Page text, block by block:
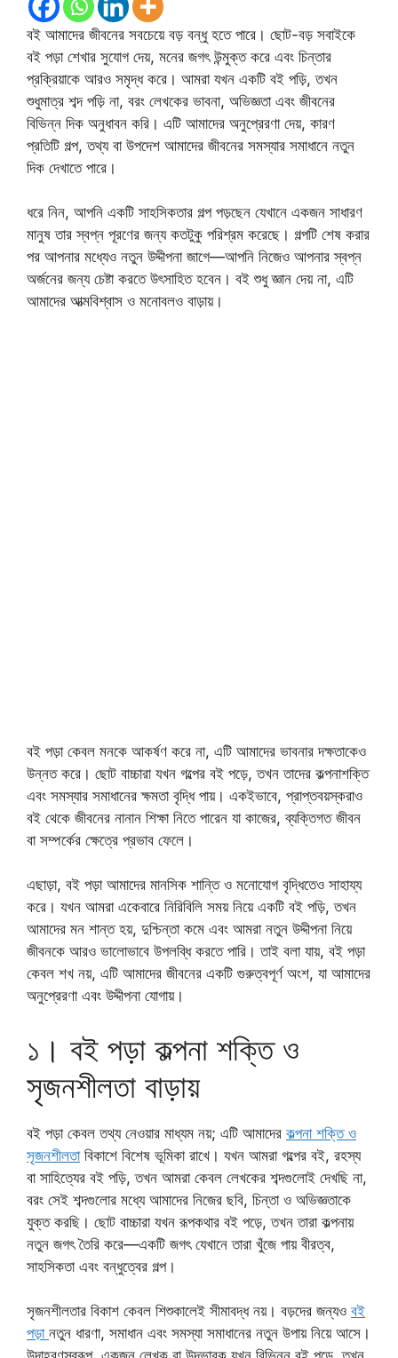
বই আমাদের জীবনের সবচেয়ে বড় বন্ধু হতে পারে। ছোট-বড় সবাইকে
বই পড়া শেখার সুযোগ দেয়, মনের জগৎ উন্মুক্ত করে এবং চিন্তার
প্রক্রিয়াকে আরও সমৃদ্ধ করে। আমরা যখন একটি বই পড়ি, তখন
শুধুমাত্র শব্দ পড়ি না, বরং লেখকের ভাবনা, অভিজ্ঞতা এবং জীবনের
বিভিন্ন দিক অনুধাবন করি। এটি আমাদের অনুপ্রেরণা দেয়, কারণ
প্রতিটি গল্প, তথ্য বা উপদেশ আমাদের জীবনের সমস্যার সমাধানে নতুন
দিক দেখাতে পারে।
ধরে নিন, আপনি একটি সাহসিকতার গল্প পড়ছেন যেখানে একজন সাধারণ
মানুষ তার স্বপ্ন পূরণের জন্য কতটুকু পরিশ্রম করেছে। গল্পটি শেষ করার
পর আপনার মধ্যেও নতুন উদ্দীপনা জাগে—আপনি নিজেও আপনার স্বপ্ন
অর্জনের জন্য চেষ্টা করতে উৎসাহিত হবেন। বই শুধু জ্ঞান দেয় না, এটি
আমাদের আত্মবিশ্বাস ও মনোবলও বাড়ায়।
বই পড়া কেবল মনকে আকর্ষণ করে না, এটি আমাদের ভাবনার দক্ষতাকেও
উন্নত করে। ছোট বাচ্চারা যখন গল্পের বই পড়ে, তখন তাদের কল্পনাশক্তি
এবং সমস্যার সমাধানের ক্ষমতা বৃদ্ধি পায়। একইভাবে, প্রাপ্তবয়স্করাও
বই থেকে জীবনের নানান শিক্ষা নিতে পারেন যা কাজের, ব্যক্তিগত জীবন
বা সম্পর্কের ক্ষেত্রে প্রভাব ফেলে।
এছাড়া, বই পড়া আমাদের মানসিক শান্তি ও মনোযোগ বৃদ্ধিতেও সাহায্য
করে। যখন আমরা একেবারে নিরিবিলি সময় নিয়ে একটি বই পড়ি, তখন
আমাদের মন শান্ত হয়, দুশ্চিন্তা কমে এবং আমরা নতুন উদ্দীপনা নিয়ে
জীবনকে আরও ভালোভাবে উপলব্ধি করতে পারি। তাই বলা যায়, বই পড়া
কেবল শখ নয়, এটি আমাদের জীবনের একটি গুরুত্বপূর্ণ অংশ, যা আমাদের
অনুপ্রেরণা এবং উদ্দীপনা যোগায়।
১। বই পড়া কল্পনা শক্তি ও
সৃজনশীলতা বাড়ায়
বই পড়া কেবল তথ্য নেওয়ার মাধ্যম নয়; এটি আমাদের কল্পনা শক্তি ও
সৃজনশীলতাবিকাশে বিশেষ ভূমিকা রাখে। যখন আমরা গল্পের বই, রহস্য
বা সাহিত্যের বই পড়ি, তখন আমরা কেবল লেখকের শব্দগুলোই দেখছি না,
বরং সেই শব্দগুলোর মধ্যে আমাদের নিজের ছবি, চিন্তা ও অভিজ্ঞতাকে
যুক্ত করছি। ছোট বাচ্চারা যখন রূপকথার বই পড়ে, তখন তারা কল্পনায়
নতুন জগৎ তৈরি করে—একটি জগৎ যেখানে তারা খুঁজে পায় বীরত্ব,
সাহসিকতা এবং বন্ধুত্বের গল্প।
সৃজনশীলতার বিকাশ কেবল শিশুকালেই সীমাবদ্ধ নয়। বড়দের জন্যও বই
পড়া নতুন ধারণা, সমাধান এবং সমস্যা সমাধানের নতুন উপায় নিয়ে আসে।